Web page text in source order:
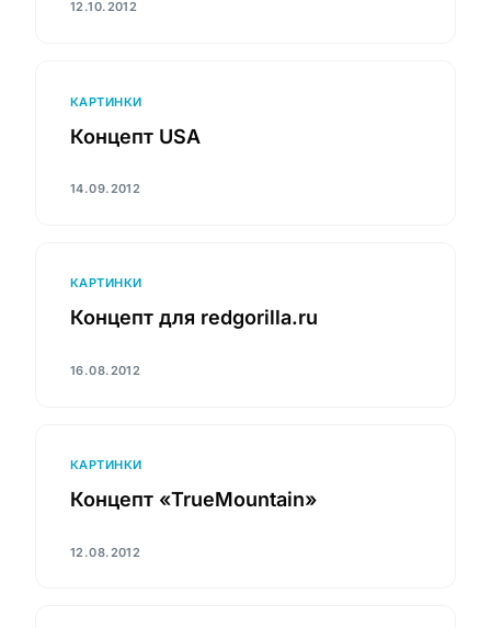
12.10.2012
КАРТИНКИ
Концепт USA
14.09.2012
КАРТИНКИ
Концепт для redgorilla.ru
16.08.2012
КАРТИНКИ
Концепт «TrueMountain»
12.08.2012